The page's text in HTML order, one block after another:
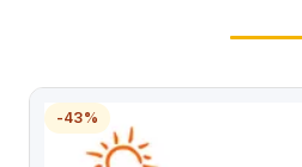
-43%